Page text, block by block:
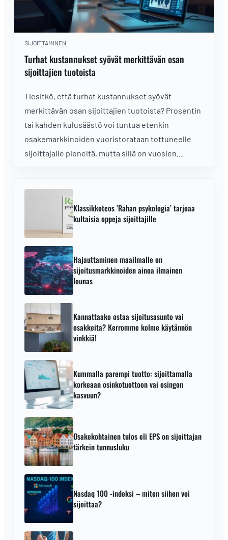
SIJOITTAMINEN
Turhat kustannukset syövät merkittävän osan
sijoittajien tuotoista
Tiesitkö, että turhat kustannukset syövät
merkittävän osan sijoittajien tuotoista? Prosentin
tai kahden kulusäästö voi tuntua etenkin
osakemarkkinoiden vuoristorataan tottuneelle
sijoittajalle pieneltä, mutta sillä on vuosien
Klassikkoteos ’Rahan psykologia’ tarjoaa
kultaisia oppeja sijoittajille
Hajauttaminen maailmalle on
sijoitusmarkkinoiden ainoa ilmainen
lounas
Kannattaako ostaa sijoitusasunto vai
osakkeita? Kerromme kolme käytännön
vinkkiä!
Kummalla parempi tuotto: sijoittamalla
korkeaan osinkotuottoon vai osingon
kasvuun?
Osakekohtainen tulos eli EPS on sijoittajan
tärkein tunnusluku
Nasdaq 100 -indeksi – miten siihen voi
sijoittaa?